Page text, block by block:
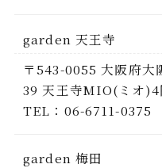
garden 天王寺
〒543-0055 大阪府大
39 天王寺MIO(ミオ)4
TEL：06-6711-0375
garden 梅田